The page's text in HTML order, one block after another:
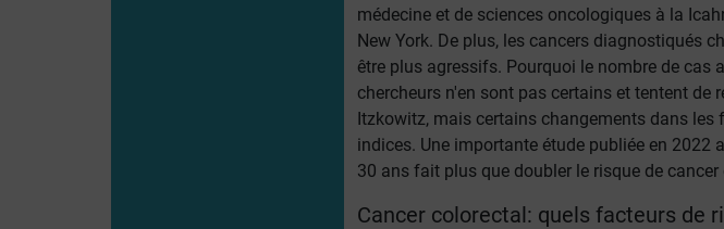
médecine et de sciences oncologiques à la
New York. De plus, les cancers diagnostiqués
être plus agressifs. Pourquoi le nombre de cas
chercheurs n'en sont pas certains et tentent de
Itzkowitz, mais certains changements dans les
indices. Une importante étude publiée en 2022
30 ans fait plus que doubler le risque de
Cancer colorectal: quels facteurs de